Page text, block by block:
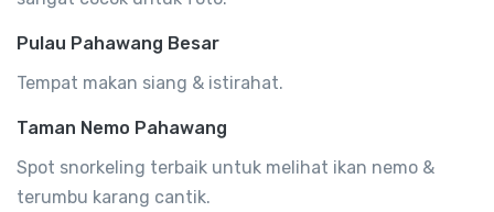
Pulau Pahawang Besar
Tempat makan siang & istirahat.
Taman Nemo Pahawang
Spot snorkeling terbaik untuk melihat ikan nemo &
terumbu karang cantik.